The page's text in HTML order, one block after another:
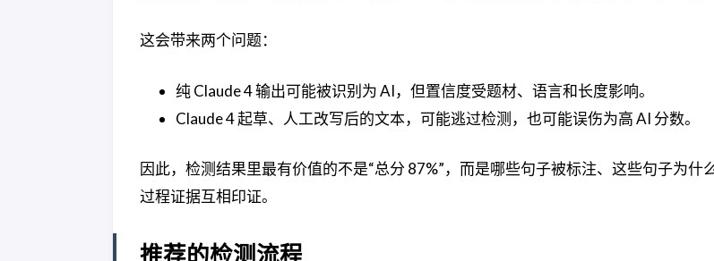
这会带来两个问题：
纯 Claude 4 输出可能被识别为 AI，但置信度受题材、语言和长度影响。
Claude 4 起草、人工改写后的文本，可能逃过检测，也可能误伤为高 AI 分数。
因此，检测结果里最有价值的不是“总分 87%”，而是哪些句子被标注、这些句子为什
过程证据互相印证。
推荐的检测流程